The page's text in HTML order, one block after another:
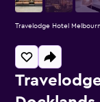
Travelodge Hotel